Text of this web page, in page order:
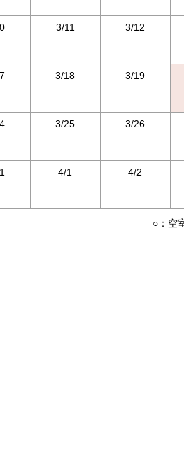
3/11 3/12
3/18 3/19
3/25 3/26
4/1 4/2
○：空